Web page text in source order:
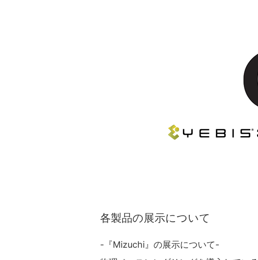
各製品の展示について
-『Mizuchi』の展示について-